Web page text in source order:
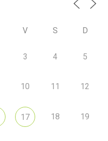
V S D
3 4 5
10 11 12
17 18 19